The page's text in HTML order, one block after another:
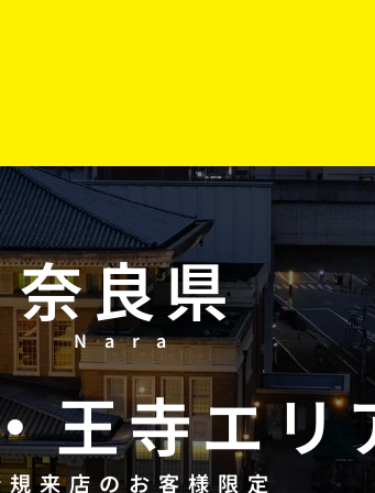
奈良県
Nara
王寺エリ
規来店のお客様限定